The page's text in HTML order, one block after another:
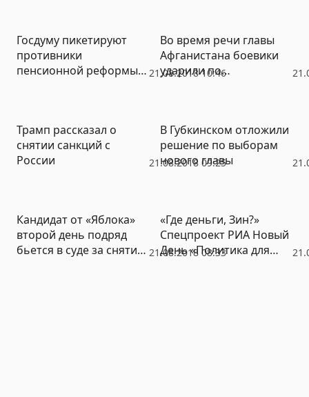
21.08.2018 10:46
Госдуму пикетируют
противники
пенсионной реформы.
Во время речи главы
Афганистана боевики
ударили по
21.08.2018 09:25
Трамп рассказал о
снятии санкций с
России
В Губкинском отложили
решение по выборам
нового главы
21.08.2018 08:33
Кандидат от «Яблока»
второй день подряд
бьется в суде за снятие
«Где деньги, Зин?»
Спецпроект РИА Новый
День «Политика для